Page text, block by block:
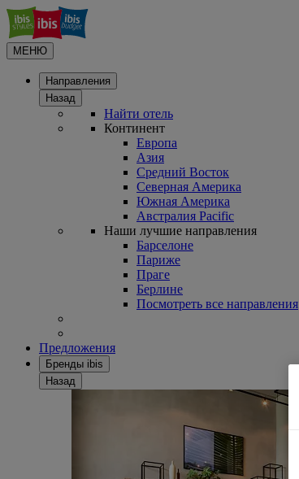
МЕНЮ
Направления
Назад
Найти отель
Континент
Европа
Азия
Средний Восток
Северная Америка
Южная Америка
Австралия Pacific
Наши лучшие направления
Барселоне
Париже
Праге
Берлине
Посмотреть все направления
Предложения
Бренды ibis
Назад